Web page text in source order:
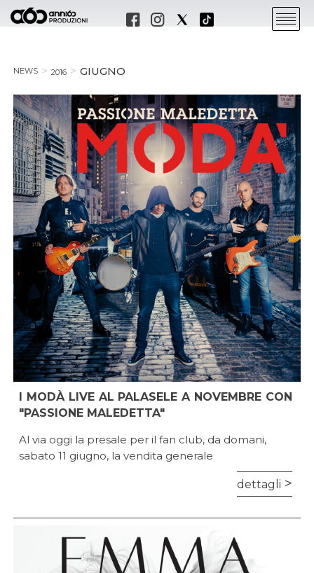
NEWS 2016 GIUGNO
I MODÀ LIVE AL PALASELE A NOVEMBRE CON
"PASSIONE MALEDETTA"
Al via oggi la presale per il fan club, da domani,
sabato 11 giugno, la vendita generale
dettagli